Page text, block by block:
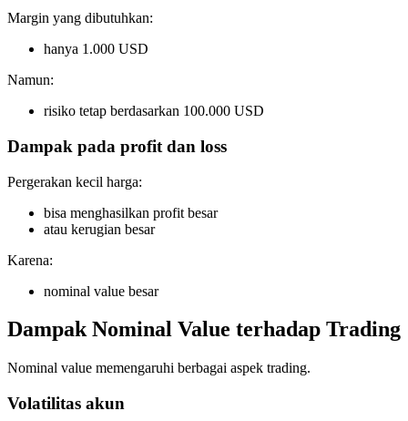
Margin yang dibutuhkan:
hanya 1.000 USD
Namun:
risiko tetap berdasarkan 100.000 USD
Dampak pada profit dan loss
Pergerakan kecil harga:
bisa menghasilkan profit besar
atau kerugian besar
Karena:
nominal value besar
Dampak Nominal Value terhadap Trading
Nominal value memengaruhi berbagai aspek trading.
Volatilitas akun